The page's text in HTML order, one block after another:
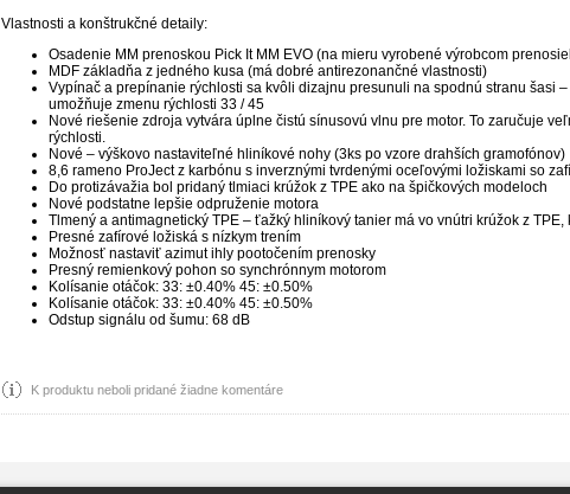
Vlastnosti a konštrukčné detaily:
Osadenie MM prenoskou Pick It MM EVO (na mieru vyrobené výrobcom
MDF základňa z jedného kusa (má dobré antirezonančné vlastnosti)
Vypínač a prepínanie rýchlosti sa kvôli dizajnu presunuli na spodnú stranu šasi
umožňuje zmenu rýchlosti 33 / 45
Nové riešenie zdroja vytvára úplne čistú sínusovú vlnu pre motor. To zaručuje
rýchlosti.
Nové – výškovo nastaviteľné hliníkové nohy (3ks po vzore drahších gramofónov)
8,6 rameno ProJect z karbónu s inverznými tvrdenými oceľovými ložiskami so
Do protizávažia bol pridaný tlmiaci krúžok z TPE ako na špičkových modeloch
Nové podstatne lepšie odpruženie motora
Tlmený a antimagnetický TPE – ťažký hliníkový tanier má vo vnútri krúžok z
Presné zafírové ložiská s nízkym trením
Možnosť nastaviť azimut ihly pootočením prenosky
Presný remienkový pohon so synchrónnym motorom
Kolísanie otáčok: 33: ±0.40% 45: ±0.50%
Kolísanie otáčok: 33: ±0.40% 45: ±0.50%
Odstup signálu od šumu: 68 dB
K produktu neboli pridané žiadne komentáre